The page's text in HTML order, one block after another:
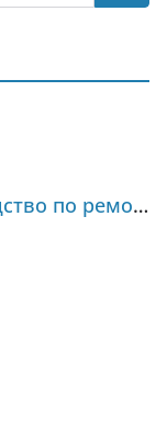
Audi 80 / 90 (1986-1991) Руководство по ремонту и техническому обслуживанию